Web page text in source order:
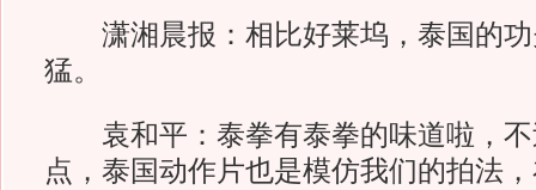
潇湘晨报： 相比好莱坞，泰国的
猛。
袁和平：泰拳有泰拳的味道啦，不
点，泰国动作片也是模仿我们的拍法